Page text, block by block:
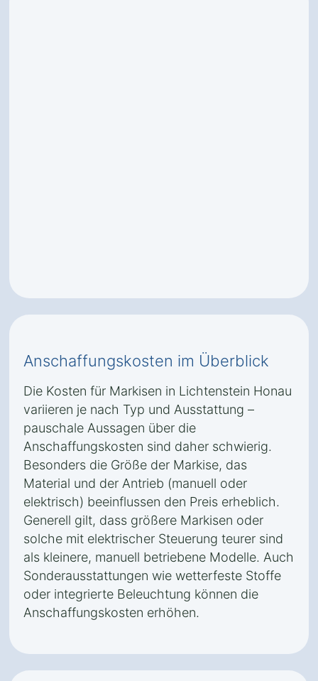
Anschaffungskosten im Überblick
Die Kosten für Markisen in Lichtenstein Honau
variieren je nach Typ und Ausstattung –
pauschale Aussagen über die
Anschaffungskosten sind daher schwierig.
Besonders die Größe der Markise, das
Material und der Antrieb (manuell oder
elektrisch) beeinflussen den Preis erheblich.
Generell gilt, dass größere Markisen oder
solche mit elektrischer Steuerung teurer sind
als kleinere, manuell betriebene Modelle. Auch
Sonderausstattungen wie wetterfeste Stoffe
oder integrierte Beleuchtung können die
Anschaffungskosten erhöhen.